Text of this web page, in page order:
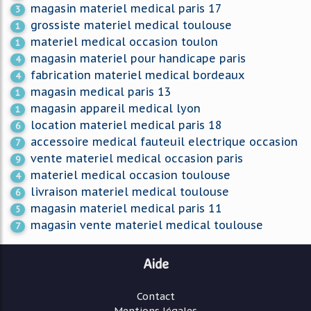
3 magasin materiel medical paris 17
1 grossiste materiel medical toulouse
1 materiel medical occasion toulon
4 magasin materiel pour handicape paris
4 fabrication materiel medical bordeaux
1 magasin medical paris 13
1 magasin appareil medical lyon
6 location materiel medical paris 18
7 accessoire medical fauteuil electrique occasion
9 vente materiel medical occasion paris
4 materiel medical occasion toulouse
6 livraison materiel medical toulouse
5 magasin materiel medical paris 11
7 magasin vente materiel medical toulouse
Aide
Contact